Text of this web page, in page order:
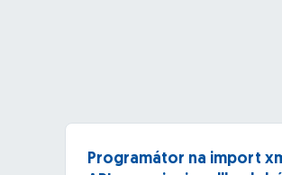
Programátor na import